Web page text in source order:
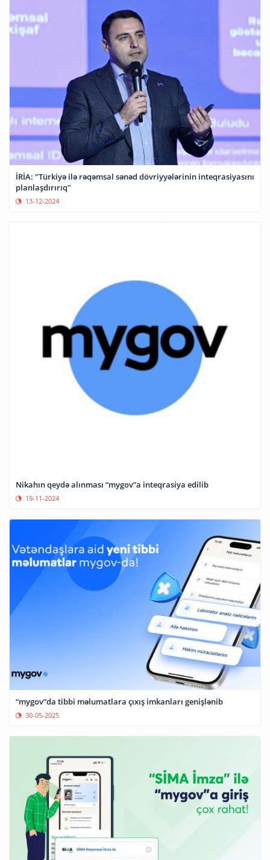
İRİA: "Türkiyə ilə rəqəmsal sənəd dövriyyələrinin inteqrasiyasını
planlaşdırırıq"
13-12-2024
Nikahın qeydə alınması “mygov”a inteqrasiya edilib
19-11-2024
“mygov”da tibbi məlumatlara çıxış imkanları genişlənib
30-05-2025